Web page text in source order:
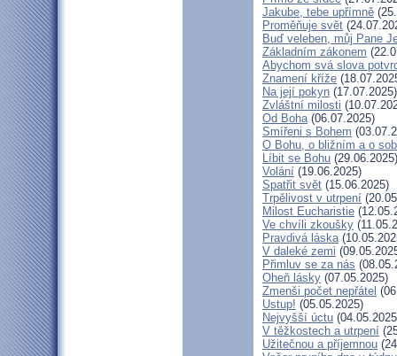
Jakube, tebe upřímně
Proměňuje svět
Buď veleben, můj Pane
Základním zákonem
Abychom svá slova
Znamení kříže
Na její pokyn (17.07.2025)
Zvláštní milosti
Od Boha(06.07.2025)
Smířeni s Bohem
O Bohu, o bližním a o
Líbit se Bohu (29.06.2025)
Volání (19.06.2025)
Spatřit svět (15.06.2025)
Trpělivost v utrpení
Milost Eucharistie
Ve chvíli zkoušky
Pravdivá láska
V daleké zemi
Přimluv se za nás
Oheň lásky (07.05.2025)
Zmenši počet nepřátel
Ustup! (05.05.2025)
Nejvyšší úctu
V těžkostech a utrpení
Užitečnou a příjemnou